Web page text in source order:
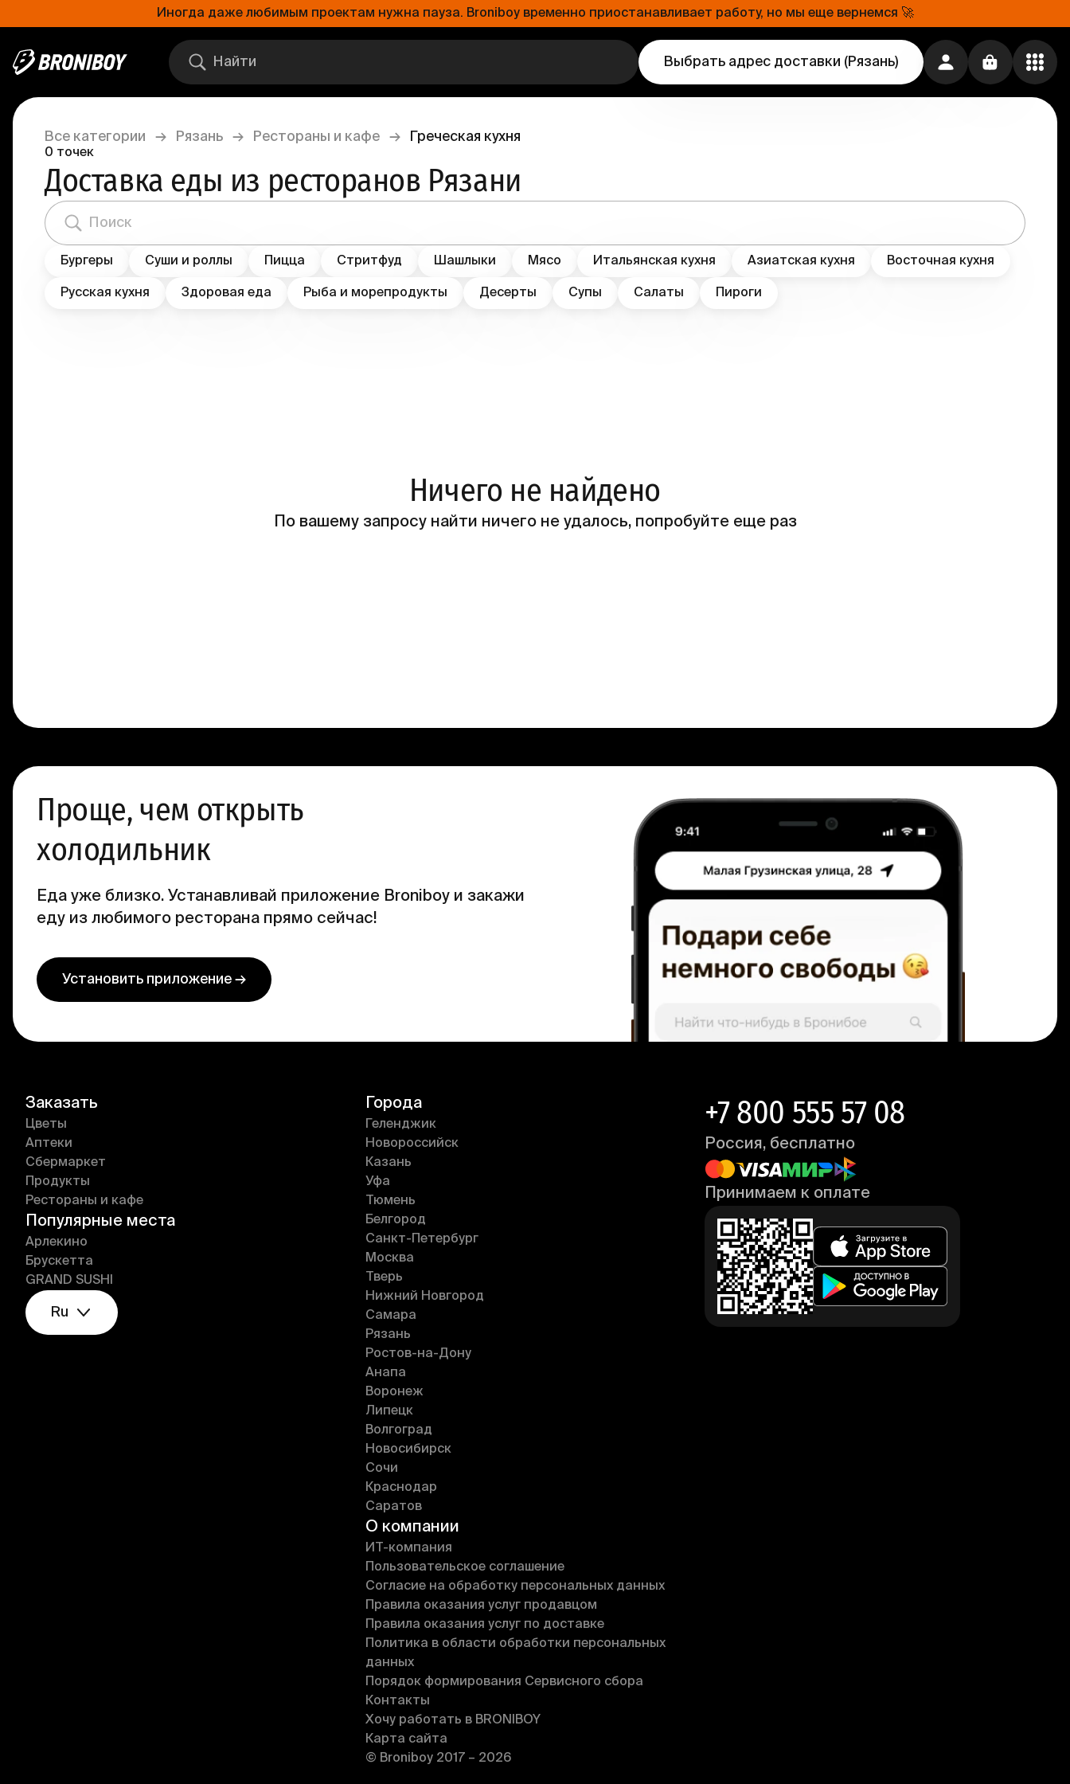
Иногда даже любимым проектам нужна пауза. Broniboy временно приостанавливает работу, но мы еще вернемся 🚀
Выбрать адрес доставки (Рязань)
Все категории → Рязань → Рестораны и кафе → Греческая кухня
0 точек
Доставка еды из ресторанов Рязани
Бургеры Суши и роллы Пицца Стритфуд Шашлыки Мясо Итальянская кухня Азиатская кухня Восточная кухня
Русская кухня Здоровая еда Рыба и морепродукты Десерты Супы Салаты Пироги
Ничего не найдено
По вашему запросу найти ничего не удалось, попробуйте еще раз
Проще, чем открыть
холодильник
Еда уже близко. Устанавливай приложение Broniboy и закажи
еду из любимого ресторана прямо сейчас!
Установить приложение →
Заказать
Цветы
Аптеки
Сбермаркет
Продукты
Рестораны и кафе
Популярные места
Арлекино
Брускетта
GRAND SUSHI
Ru
Города
Геленджик
Новороссийск
Казань
Уфа
Тюмень
Белгород
Санкт-Петербург
Москва
Тверь
Нижний Новгород
Самара
Рязань
Ростов-на-Дону
Анапа
Воронеж
Липецк
Волгоград
Новосибирск
Сочи
Краснодар
Саратов
О компании
ИT-компания
Пользовательское соглашение
Согласие на обработку персональных данных
Правила оказания услуг продавцом
Правила оказания услуг по доставке
Политика в области обработки персональных
данных
Порядок формирования Сервисного сбора
Контакты
Хочу работать в BRONIBOY
Карта сайта
© Broniboy 2017 – 2026
+7 800 555 57 08
Россия, бесплатно
Принимаем к оплате